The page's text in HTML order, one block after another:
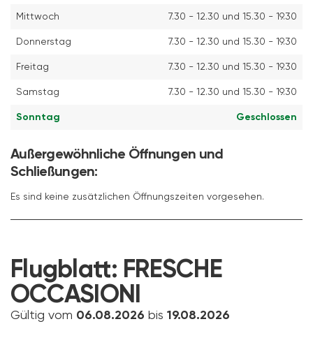
Mittwoch 7.30 - 12.30 und 15.30 - 19.30
Donnerstag 7.30 - 12.30 und 15.30 - 19.30
Freitag 7.30 - 12.30 und 15.30 - 19.30
Samstag 7.30 - 12.30 und 15.30 - 19.30
Sonntag Geschlossen
Außergewöhnliche Öffnungen und
Schließungen:
Es sind keine zusätzlichen Öffnungszeiten vorgesehen.
Flugblatt: FRESCHE
OCCASIONI
Gültig vom 06.08.2026 bis 19.08.2026